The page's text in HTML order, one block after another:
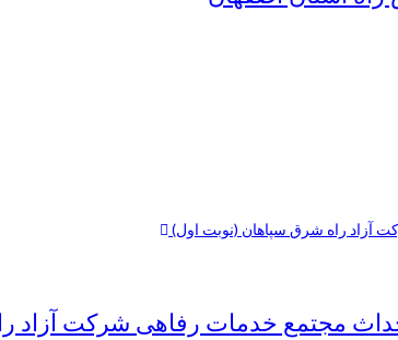
مجتمع خدمات رفاهی شرکت آزاد